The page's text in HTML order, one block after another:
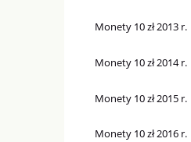
Monety 10 zł 2013 r.
Monety 10 zł 2014 r.
Monety 10 zł 2015 r.
Monety 10 zł 2016 r.